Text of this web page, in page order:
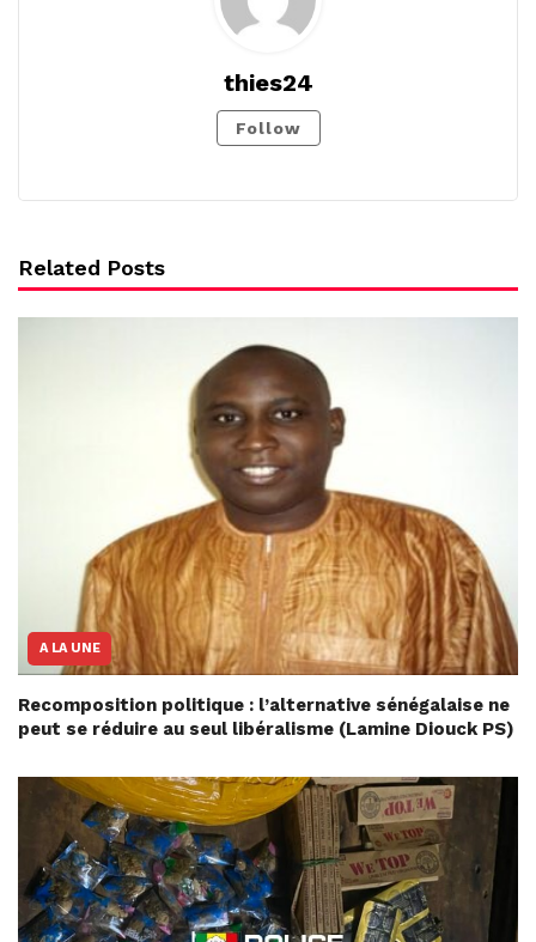
thies24
Follow
Related Posts
A LA UNE
Recomposition politique : l’alternative sénégalaise ne
peut se réduire au seul libéralisme (Lamine Diouck PS)